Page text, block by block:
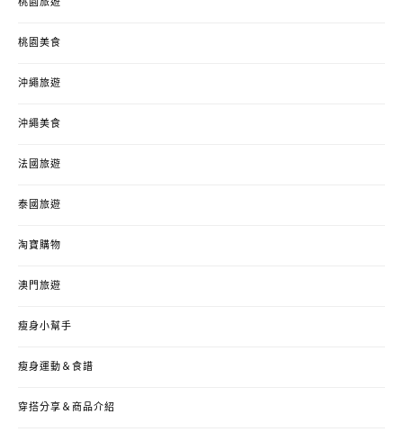
桃園旅遊
桃園美食
沖繩旅遊
沖繩美食
法國旅遊
泰國旅遊
淘寶購物
澳門旅遊
瘦身小幫手
瘦身運動＆食譜
穿搭分享＆商品介紹